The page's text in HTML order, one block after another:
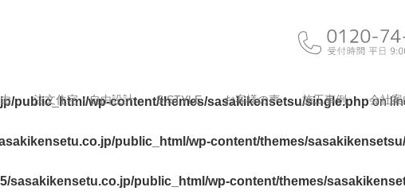
注文住宅・自由設計 S.STYLE お客様の声 施工事例 会社案
public_html/wp-content/themes/sasakikensetsu/single.phpon
public_html/wp-content/themes/
sasakikensetu.co.jp/public_html/wp-content/themes/